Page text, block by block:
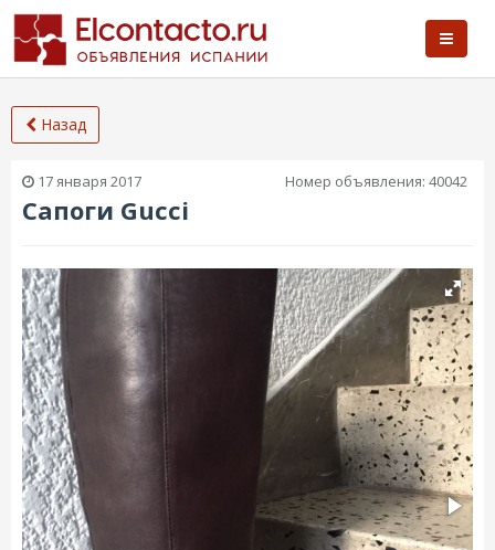
Назад
17 января 2017 Номер объявления: 40042
Сапоги Gucci